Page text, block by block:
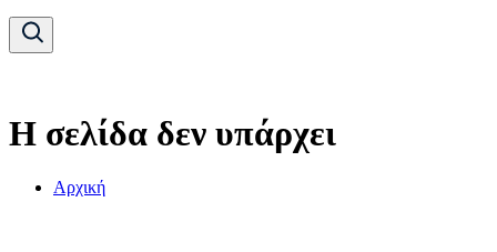
Η σελίδα δεν υπάρχει
Αρχική